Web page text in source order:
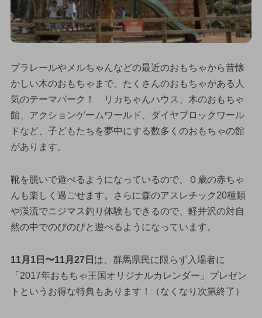
プラレールやメルちゃんなどの最近のおもちゃから昔懐
かしい木のおもちゃまで、たくさんのおもちゃがある人
気のテーマパーク！ リカちゃんハウス、木のおもちゃ
館、アクションゲームワールド、ダイヤブロックワール
ドなど、子どもたちを夢中にする数多くのおもちゃの館
があります。
靴を脱いで遊べるようになっているので、０歳の赤ちゃ
んも楽しく過ごせます。さらに森のアスレチック20種類
や渓流でニジマス釣り体験もできるので、軽井沢の対自
然の中でのびのびと遊べるようになっています。
11月1日〜11月27日 は、群馬県民に限らず入場者に
「2017年おもちゃ王国オリジナルカレンダー」プレゼン
トというお得な特典もあります！（なくなり次第終了）